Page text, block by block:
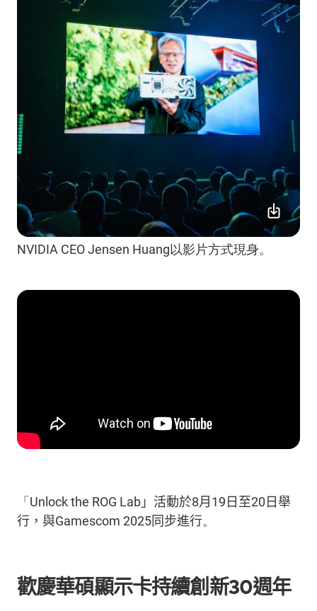
NVIDIA CEO Jensen Huang以影片方式現身。
「Unlock the ROG Lab 」活動於8月 19日至20日舉
行，與Gamescom 2025同步進行。
歡慶華碩顯示卡持續創新30週年